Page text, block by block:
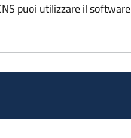
puoi utilizzare il software